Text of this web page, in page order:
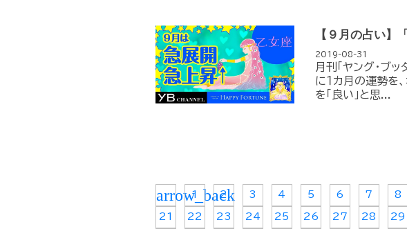
【９月の占い】
2019-08-31
月刊「ヤング・ブ
に１カ月の運勢を
を「良い」と思...
arrow_back
1 2 3 4 5 6 7 8
21 22 23 24 25 26 27 28 29